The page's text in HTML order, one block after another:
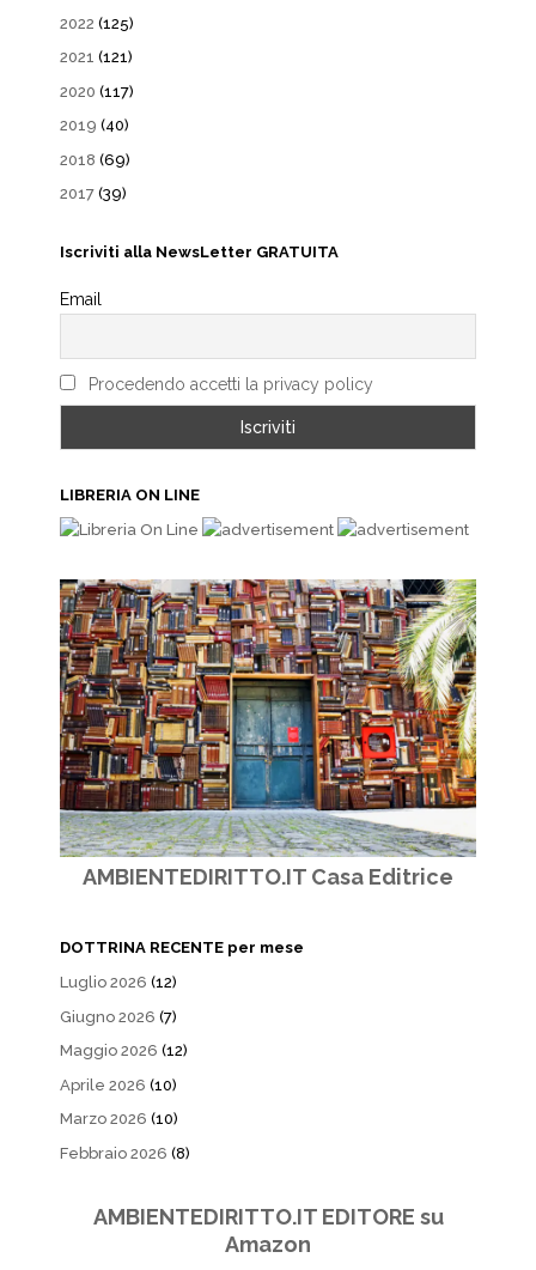
2022 (125)
2021 (121)
2020 (117)
2019 (40)
2018 (69)
2017 (39)
Iscriviti alla NewsLetter GRATUITA
Email
Procedendo accetti la privacy policy
LIBRERIA ON LINE
AMBIENTEDIRITTO.IT Casa Editrice
DOTTRINA RECENTE per mese
Luglio 2026 (12)
Giugno 2026 (7)
Maggio 2026 (12)
Aprile 2026 (10)
Marzo 2026 (10)
Febbraio 2026 (8)
AMBIENTEDIRITTO.IT EDITORE su
Amazon